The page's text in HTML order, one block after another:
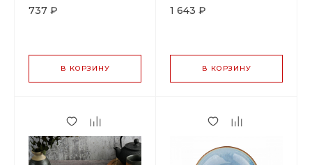
737 ₽
В КОРЗИНУ
Proff Cuisine
1 643 ₽
В КОРЗИНУ